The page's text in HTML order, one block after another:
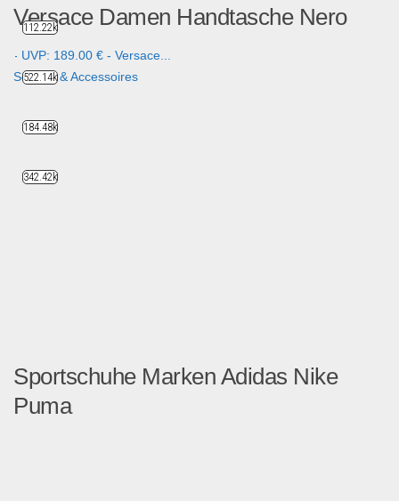
Versace Damen Handtasche Nero
- UVP: 189.00 € - Versace...
Schuhe & Accessoires
Sportschuhe Marken Adidas Nike
Puma
112.22k
522.14k
184.48k
342.42k